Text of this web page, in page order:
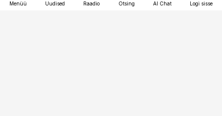
Menüü Uudised Raadio Otsing AI Chat Logi sisse